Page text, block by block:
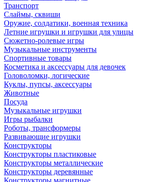
Транспорт
Слаймы, сквиши
Оружие, солдатики, военная техника
Летние игрушки и игрушки для улицы
Сюжетно-ролевые игры
Музыкальные инструменты
Спортивные товары
Косметика и аксессуары для девочек
Головоломки, логические
Куклы, пупсы, аксессуары
Животные
Посуда
Музыкальные игрушки
Игры рыбалки
Роботы, трансформеры
Развивающие игрушки
Конструкторы
Конструкторы пластиковые
Конструкторы металлические
Конструкторы деревянные
Конструкторы магнитные